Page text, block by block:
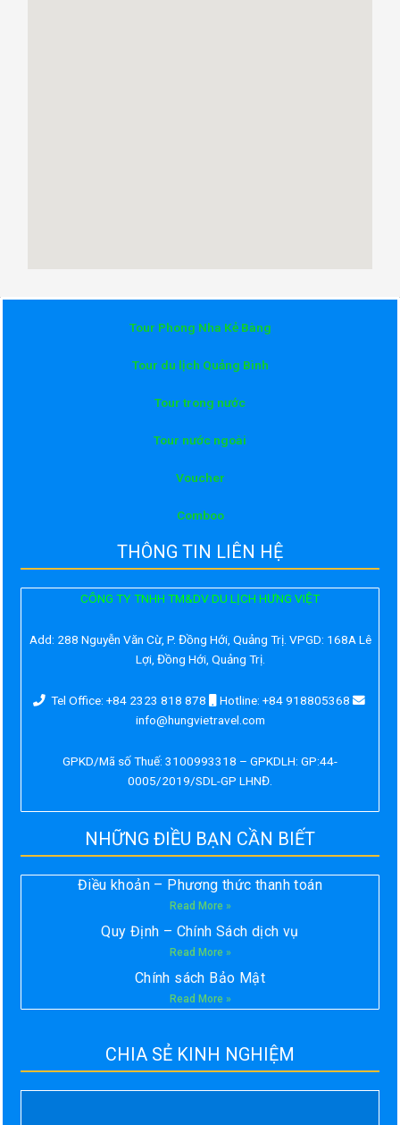
Tour Phong Nha Kẻ Bàng
Tour du lịch Quảng Bình
Tour trong nước
Tour nước ngoài
Voucher
Comboo
THÔNG TIN LIÊN HỆ
CÔNG TY TNHH TM&DV DU LỊCH HƯNG VIỆT
Add: 288 Nguyễn Văn Cừ, P. Đồng Hới, Quảng Trị. VPGD: 168A Lê
Lợi, Đồng Hới, Quảng Trị.
Tel Office: +84 2323 818 878
Hotline: +84 918805368
info@hungvietravel.com
GPKD/Mã số Thuế: 3100993318 – GPKDLH: GP:44-
0005/2019/SDL-GP LHNĐ.
NHỮNG ĐIỀU BẠN CẦN BIẾT
Điều khoản – Phương thức thanh toán
Read More »
Quy Định – Chính Sách dịch vụ
Read More »
Chính sách Bảo Mật
Read More »
CHIA SẺ KINH NGHIỆM